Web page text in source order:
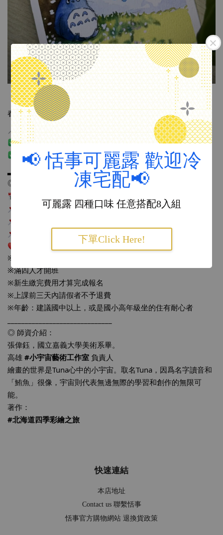
📢 恬事可麗露 歡迎冷
凍宅配📢
可麗露 四種口味 任意搭配8入組
下單Click Here!
（最後名額 手刀報名）
春暖花開，一起用水彩筆畫下幸福又可愛的景致吧
課程特色
適合初學者也能輕鬆上手
老師示範＋逐步指導，讓你畫出美麗景致
▂▂▂▂ Tuna の 小宇宙5/4 課 程 資 訊 ▂▂▂
◎招收對象：有水彩經驗者或初學者都可
時間：下午15:00～17：00
地址：彰化縣鹿港鎮菜園路38號
課程費用：800元（包含用具、材料費用及飲料一杯）
※ 報名請私訊恬事FB或是來店報名
※滿四人才開班
※新生繳完費用才算完成報名
※上課前三天內請假者不予退費
※年齡：建議國中以上，或是國小高年級坐的住有耐心者
◎ 師資介紹：
張偉鈺，國立嘉義大學美術系畢。
高雄 #小宇宙藝術工作室 負責人
繪畫的世界是Tuna心中的小宇宙。取名Tuna，因爲名字讀音和
「鮪魚」很像，宇宙則代表無邊無際的學習和創作的無限可
能。
著作：
#北海道四季彩繪之旅
快速連結
本店地址
Contact us 聯繫恬事
恬事官方購物網站 退換貨政策